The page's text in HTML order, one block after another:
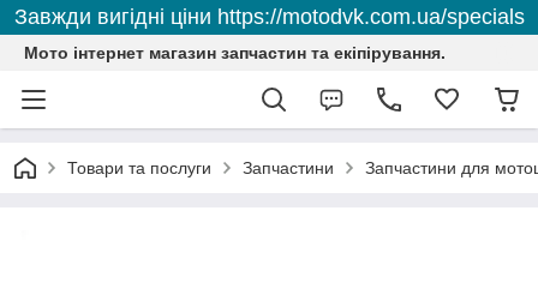
Завжди вигідні ціни https://motodvk.com.ua/specials
Мото інтернет магазин запчастин та екіпірування.
Товари та послуги Запчастини Запчастини для